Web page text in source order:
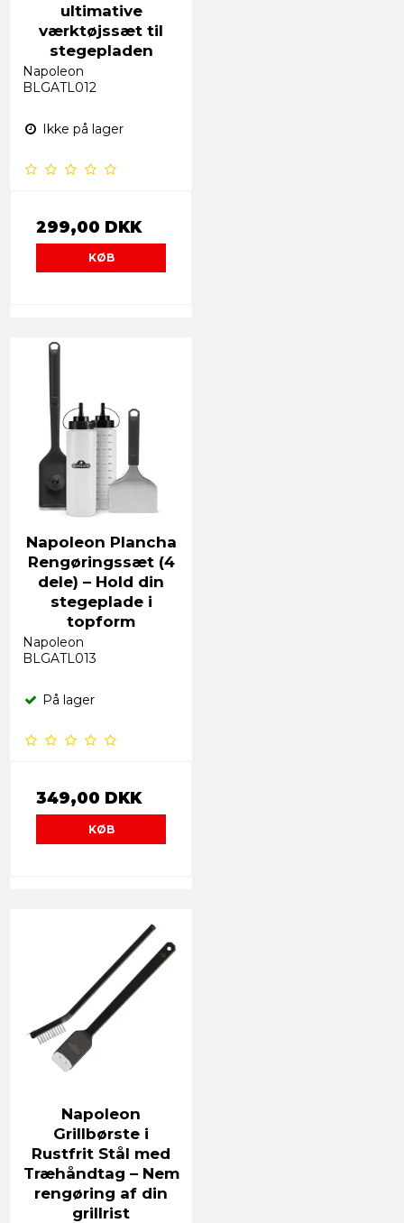
ultimative
værktøjssæt til
stegepladen
Napoleon
BLGATL012
Ikke på lager
299,00 DKK
KØB
Napoleon Plancha
Rengøringssæt (4
dele) – Hold din
stegeplade i
topform
Napoleon
BLGATL013
På lager
349,00 DKK
KØB
Napoleon
Grillbørste i
Rustfrit Stål med
Træhåndtag – Nem
rengøring af din
grillrist